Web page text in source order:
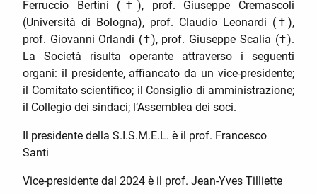
Ferruccio Bertini (†), prof. Giuseppe Cremascoli
(Università di Bologna), prof. Claudio Leonardi (†),
prof. Giovanni Orlandi (†), prof. Giuseppe Scalia (†).
La Società risulta operante attraverso i seguenti
organi: il presidente, affiancato da un vice-presidente;
il Comitato scientifico; il Consiglio di amministrazione;
il Collegio dei sindaci; l’Assemblea dei soci.
Il presidente della S.I.S.M.E.L. è il prof. Francesco
Santi
Vice-presidente dal 2024 è il prof. Jean-Yves Tilliette